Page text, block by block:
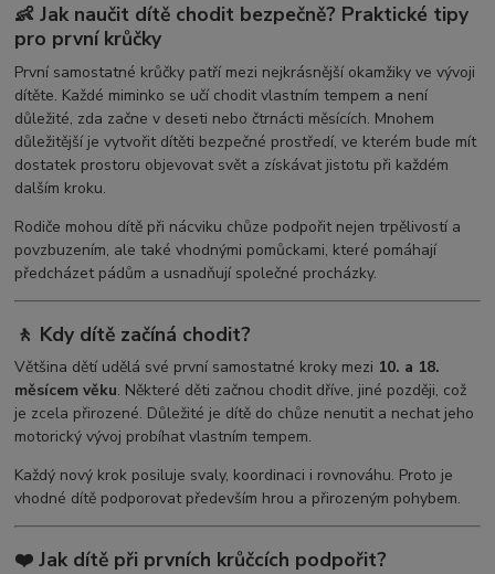
👶 Jak naučit dítě chodit bezpečně? Praktické tipy
pro první krůčky
První samostatné krůčky patří mezi nejkrásnější okamžiky ve vývoji
dítěte. Každé miminko se učí chodit vlastním tempem a není
důležité, zda začne v deseti nebo čtrnácti měsících. Mnohem
důležitější je vytvořit dítěti bezpečné prostředí, ve kterém bude mít
dostatek prostoru objevovat svět a získávat jistotu při každém
dalším kroku.
Rodiče mohou dítě při nácviku chůze podpořit nejen trpělivostí a
povzbuzením, ale také vhodnými pomůckami, které pomáhají
předcházet pádům a usnadňují společné procházky.
🚶 Kdy dítě začíná chodit?
Většina dětí udělá své první samostatné kroky mezi 10. a 18.
měsícem věku. Některé děti začnou chodit dříve, jiné později, což
je zcela přirozené. Důležité je dítě do chůze nenutit a nechat jeho
motorický vývoj probíhat vlastním tempem.
Každý nový krok posiluje svaly, koordinaci i rovnováhu. Proto je
vhodné dítě podporovat především hrou a přirozeným pohybem.
❤️ Jak dítě při prvních krůčcích podpořit?